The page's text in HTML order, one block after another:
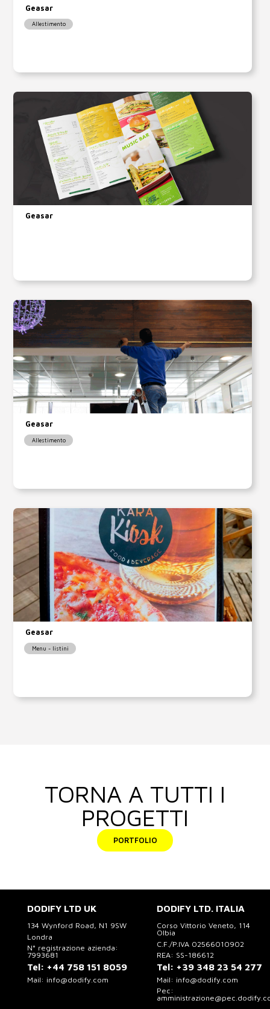
Geasar
Allestimento
Geasar
Geasar
Allestimento
Geasar
Menu - listini
TORNA A TUTTI I
PROGETTI
PORTFOLIO
DODIFY LTD UK
134 Wynford Road, N1 9SW
Londra
N° registrazione azienda:
7993681
Tel: +44 758 151 8059
Mail: info@dodify.com
DODIFY LTD. ITALIA
Corso Vittorio Veneto, 114
Olbia
C.F./P.IVA 02566010902
REA: SS-186612
Tel: +39 348 23 54 277
Mail: info@dodify.com
Pec: